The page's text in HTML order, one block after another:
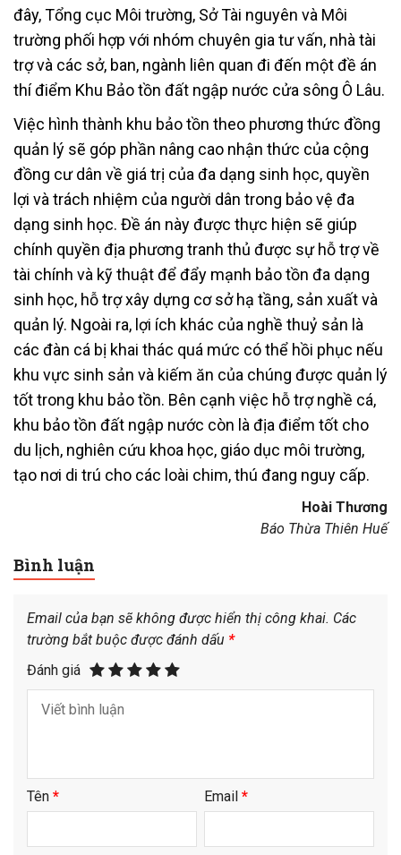
đây, Tổng cục Môi trường, Sở Tài nguyên và Môi
trường phối hợp với nhóm chuyên gia tư vấn, nhà tài
trợ và các sở, ban, ngành liên quan đi đến một đề án
thí điểm Khu Bảo tồn đất ngập nước cửa sông Ô Lâu.
Việc hình thành khu bảo tồn theo phương thức đồng
quản lý sẽ góp phần nâng cao nhận thức của cộng
đồng cư dân về giá trị của đa dạng sinh học, quyền
lợi và trách nhiệm của người dân trong bảo vệ đa
dạng sinh học. Đề án này được thực hiện sẽ giúp
chính quyền địa phương tranh thủ được sự hỗ trợ về
tài chính và kỹ thuật để đẩy mạnh bảo tồn đa dạng
sinh học, hỗ trợ xây dựng cơ sở hạ tầng, sản xuất và
quản lý. Ngoài ra, lợi ích khác của nghề thuỷ sản là
các đàn cá bị khai thác quá mức có thể hồi phục nếu
khu vực sinh sản và kiếm ăn của chúng được quản lý
tốt trong khu bảo tồn. Bên cạnh việc hỗ trợ nghề cá,
khu bảo tồn đất ngập nước còn là địa điểm tốt cho
du lịch, nghiên cứu khoa học, giáo dục môi trường,
tạo nơi di trú cho các loài chim, thú đang nguy cấp.
Hoài Thương
Báo Thừa Thiên Huế
Bình luận
Email của bạn sẽ không được hiển thị công khai. Các
trường bắt buộc được đánh dấu *
Đánh giá
Tên * Email *